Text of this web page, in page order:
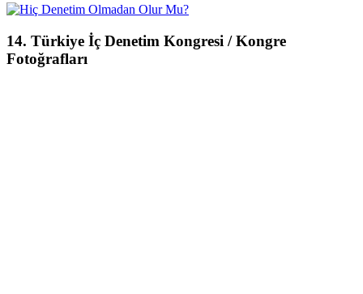
14. Türkiye İç Denetim Kongresi / Kongre
Fotoğrafları